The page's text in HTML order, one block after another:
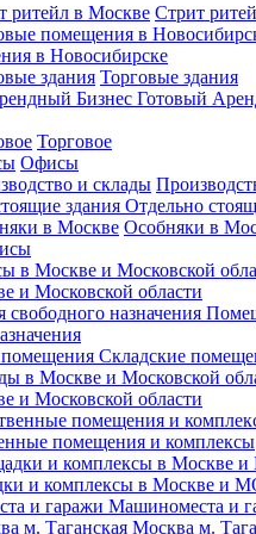
Стрит
в Новосибирске
Торговые здания
Готовый
Торговое
Офисы
Отдельно
Особняки в
и Московской области
Складские
и Московской области
помещения и комплексы
и комплексы в Москве и
Машиноместа и
Москва м.